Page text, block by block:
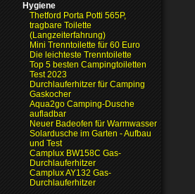
Hygiene
Thetford Porta Potti 565P,
tragbare Toilette
(Langzeiterfahrung)
Mini Trenntoilette für 60 Euro
Die leichteste Trenntoilette
Top 5 besten Campingtoiletten
Test 2023
Durchlauferhitzer für Camping
Gaskocher
Aqua2go Camping-Dusche
aufladbar
Neuer Badeofen für Warmwasser
Solardusche im Garten - Aufbau
und Test
Camplux BW158C Gas-
Durchlauferhitzer
Camplux AY132 Gas-
Durchlauferhitzer